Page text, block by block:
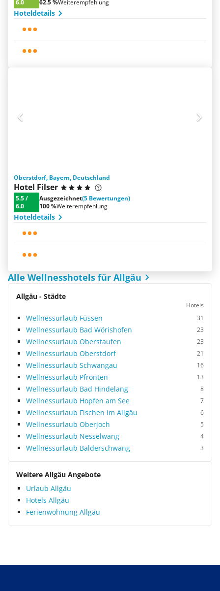
6.0
62.5 %Weiterempfehlung
Hoteldetails
Oberstdorf, Bayern, Deutschland
Hotel Filser
5.5/
6.0
Ausgezeichnet(5 Bewertungen)
100 %Weiterempfehlung
Hoteldetails
Alle Wellnesshotels für Allgäu
Allgäu - Städte
Hotels
Wellnessurlaub Füssen 31
Wellnessurlaub Bad Wörishofen 23
Wellnessurlaub Oberstaufen 23
Wellnessurlaub Oberstdorf 21
Wellnessurlaub Schwangau 16
Wellnessurlaub Pfronten 13
Wellnessurlaub Bad Hindelang 8
Wellnessurlaub Hopfen am See 7
Wellnessurlaub Fischen im Allgäu 6
Wellnessurlaub Oberjoch 5
Wellnessurlaub Nesselwang 4
Wellnessurlaub Balderschwang 3
Weitere Allgäu Angebote
Urlaub Allgäu
Hotels Allgäu
Ferienwohnung Allgäu